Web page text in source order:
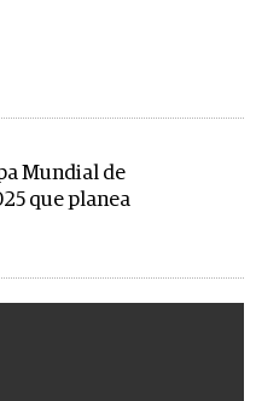
Mundial de
que planea